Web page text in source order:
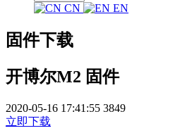
CN EN
固件下载
开博尔M2 固件
2020-05-16 17:41:55 3849
立即下载